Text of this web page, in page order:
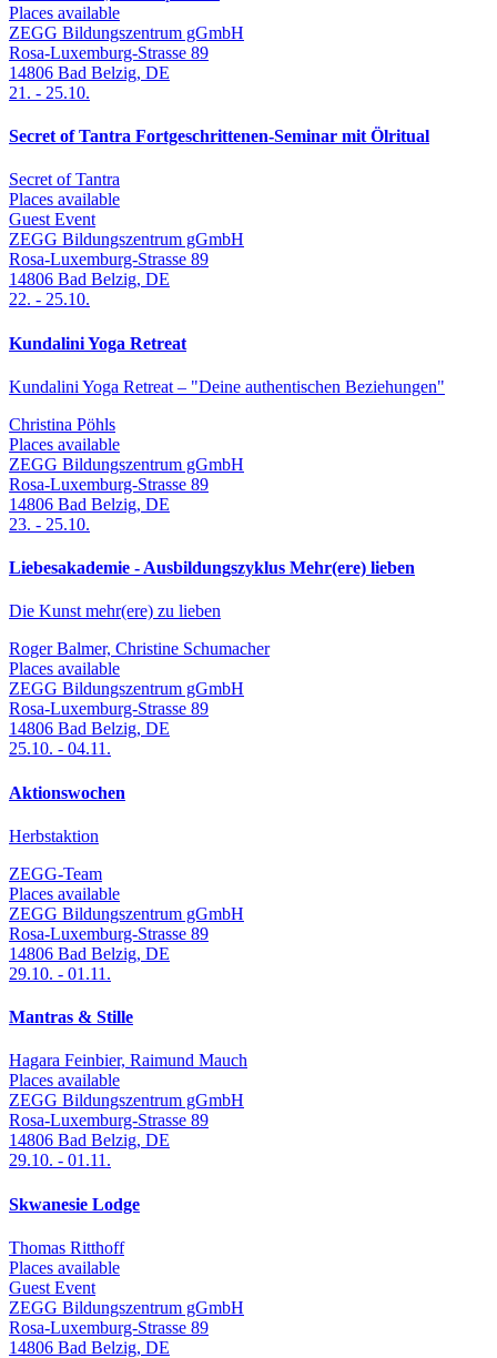
Places available
ZEGG Bildungszentrum gGmbH
Rosa-Luxemburg-Strasse 89
14806 Bad Belzig, DE
21. - 25.10.
Secret of Tantra Fortgeschrittenen-Seminar mit Ölritual
Secret of Tantra
Places available
Guest Event
ZEGG Bildungszentrum gGmbH
Rosa-Luxemburg-Strasse 89
14806 Bad Belzig, DE
22. - 25.10.
Kundalini Yoga Retreat
Kundalini Yoga Retreat – "Deine authentischen Beziehungen"
Christina Pöhls
Places available
ZEGG Bildungszentrum gGmbH
Rosa-Luxemburg-Strasse 89
14806 Bad Belzig, DE
23. - 25.10.
Liebesakademie - Ausbildungszyklus Mehr(ere) lieben
Die Kunst mehr(ere) zu lieben
Roger Balmer, Christine Schumacher
Places available
ZEGG Bildungszentrum gGmbH
Rosa-Luxemburg-Strasse 89
14806 Bad Belzig, DE
25.10. - 04.11.
Aktionswochen
Herbstaktion
ZEGG-Team
Places available
ZEGG Bildungszentrum gGmbH
Rosa-Luxemburg-Strasse 89
14806 Bad Belzig, DE
29.10. - 01.11.
Mantras & Stille
Hagara Feinbier, Raimund Mauch
Places available
ZEGG Bildungszentrum gGmbH
Rosa-Luxemburg-Strasse 89
14806 Bad Belzig, DE
29.10. - 01.11.
Skwanesie Lodge
Thomas Ritthoff
Places available
Guest Event
ZEGG Bildungszentrum gGmbH
Rosa-Luxemburg-Strasse 89
14806 Bad Belzig, DE